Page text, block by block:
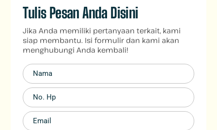
Tulis Pesan Anda Disini
Jika Anda memiliki pertanyaan terkait, kami
siap membantu. Isi formulir dan kami akan
menghubungi Anda kembali!